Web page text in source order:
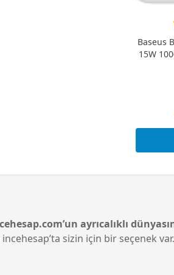
Baseus
15W
ayrıcalıklı
sizin için bir seçenek